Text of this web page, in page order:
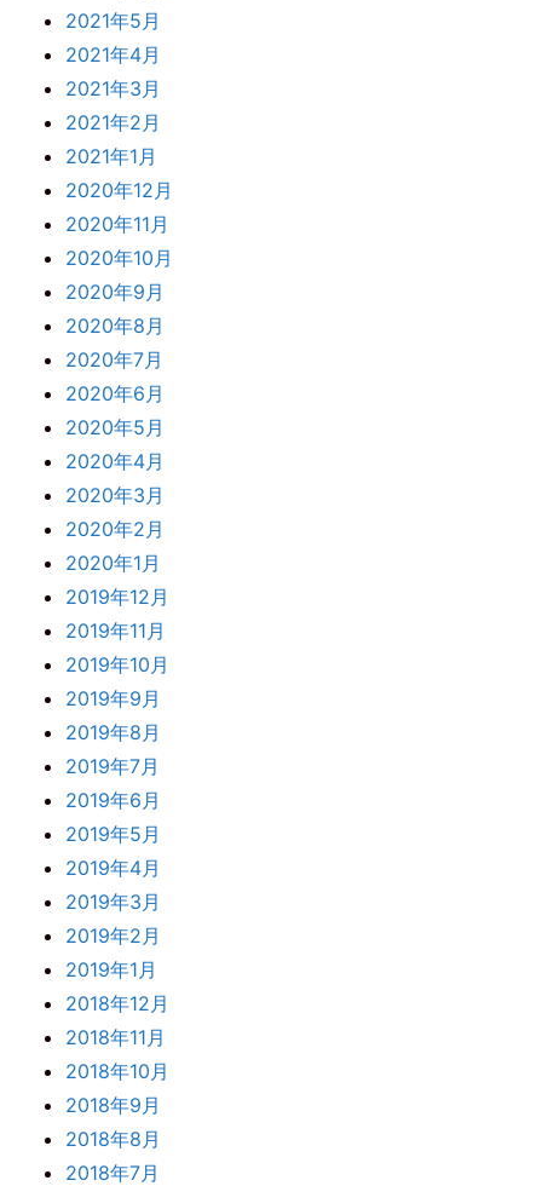
2021年5月
2021年4月
2021年3月
2021年2月
2021年1月
2020年12月
2020年11月
2020年10月
2020年9月
2020年8月
2020年7月
2020年6月
2020年5月
2020年4月
2020年3月
2020年2月
2020年1月
2019年12月
2019年11月
2019年10月
2019年9月
2019年8月
2019年7月
2019年6月
2019年5月
2019年4月
2019年3月
2019年2月
2019年1月
2018年12月
2018年11月
2018年10月
2018年9月
2018年8月
2018年7月